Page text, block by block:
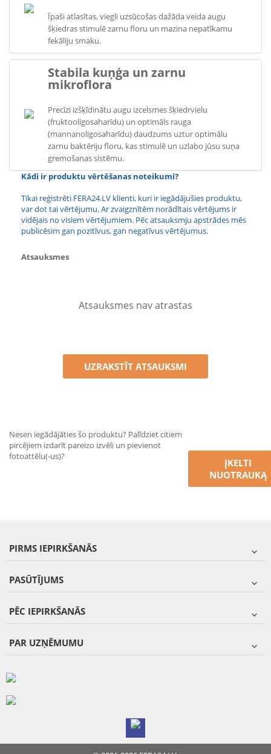
Īpaši atlasītas, viegli uzsūcošas dažāda veida augu
šķiedras stimulē zarnu floru un mazina nepatīkamu
fekāliju smaku.
Stabila kuņģa un zarnu
mikroflora
Precīzi izšķīdinātu augu izcelsmes šķiedrvielu
(fruktooligosaharīdu) un optimāls rauga
(mannanoligosaharīdu) daudzums uztur optimālu
zarnu baktēriju floru, kas stimulē un uzlabo jūsu suņa
gremošanas sistēmu.
Kādi ir produktu vērtēšanas noteikumi?
Tikai reģistrēti FERA24.LV klienti, kuri ir iegādājušies produktu,
var dot tai vērtējumu. Ar zvaigznītēm norādītais vērtējums ir
vidējais no visiem vērtējumiem. Pēc atsauksmju apstrādes mēs
publicēsim gan pozitīvus, gan negatīvus vērtējumus.
Atsauksmes
Atsauksmes nav atrastas
UZRAKSTĪT ATSAUKSMI
Nesen iegādājāties šo produktu? Palīdziet citiem
pircējiem izdarīt pareizo izvēli un pievienot
fotoattēlu(-us)?
ĮKELTI
NUOTRAUKĄ
PIRMS IEPIRKŠANĀS
PASŪTĪJUMS
PĒC IEPIRKŠANĀS
PAR UZŅĒMUMU